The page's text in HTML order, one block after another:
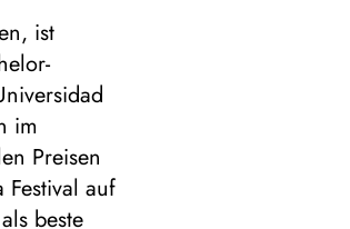
ist
im
Preisen
Festival auf
beste